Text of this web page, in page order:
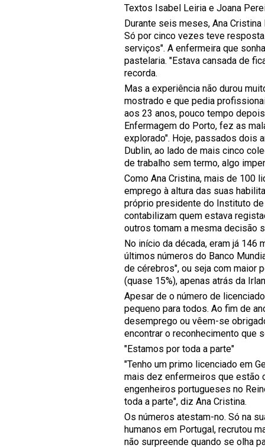
Textos Isabel Leiria e Joana
Durante seis meses, Ana
Só por cinco vezes teve
serviços". A enfermeira que
pastelaria. "Estava cansada de
recorda.
Mas a experiência não durou
mostrado e que pedia
aos 23 anos, pouco tempo
Enfermagem do Porto, fez as
explorado". Hoje, passados dois
Dublin, ao lado de mais cinco
de trabalho sem termo, algo
Como Ana Cristina, mais de 100
emprego à altura das suas
próprio presidente do Instituto
contabilizam quem estava
outros tomam a mesma decisão
No início da década, eram já
últimos números do Banco
de cérebros", ou seja com maior
(quase 15%), apenas atrás da
Apesar de o número de
pequeno para todos. Ao fim de
desemprego ou vêem-se
encontrar o reconhecimento que
"Estamos por toda a parte"
"Tenho um primo licenciado em
mais dez enfermeiros que estão
engenheiros portugueses no
toda a parte", diz Ana Cristina.
Os números atestam-no. Só na
humanos em Portugal, recrutou
não surpreende quando se olha